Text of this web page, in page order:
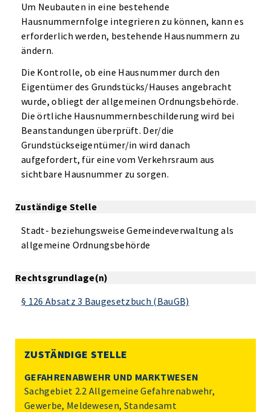
Um Neubauten in eine bestehende
Hausnummernfolge integrieren zu können, kann es
erforderlich werden, bestehende Hausnummern zu
ändern.
Die Kontrolle, ob eine Hausnummer durch den
Eigentümer des Grundstücks/Hauses angebracht
wurde, obliegt der allgemeinen Ordnungsbehörde.
Die örtliche Hausnummernbeschilderung wird bei
Beanstandungen überprüft. Der/die
Grundstückseigentümer/in wird danach
aufgefordert, für eine vom Verkehrsraum aus
sichtbare Hausnummer zu sorgen.
Zuständige Stelle
Stadt- beziehungsweise Gemeindeverwaltung als
allgemeine Ordnungsbehörde
Rechtsgrundlage(n)
§ 126 Absatz 3 Baugesetzbuch (BauGB)
ZUSTÄNDIGE STELLE
GEFAHRENABWEHR UND MARKTWESEN
Sachgebiet 2.2 Allgemeine Gefahrenabwehr,
Gewerbe, Meldewesen, Standesamt